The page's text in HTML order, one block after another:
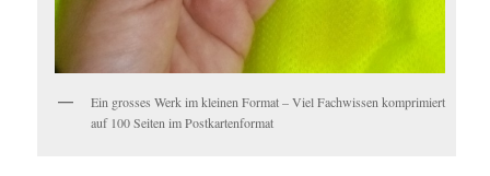
Ein grosses Werk im kleinen Format – Viel Fachwissen komprimiert
auf 100 Seiten im Postkartenformat